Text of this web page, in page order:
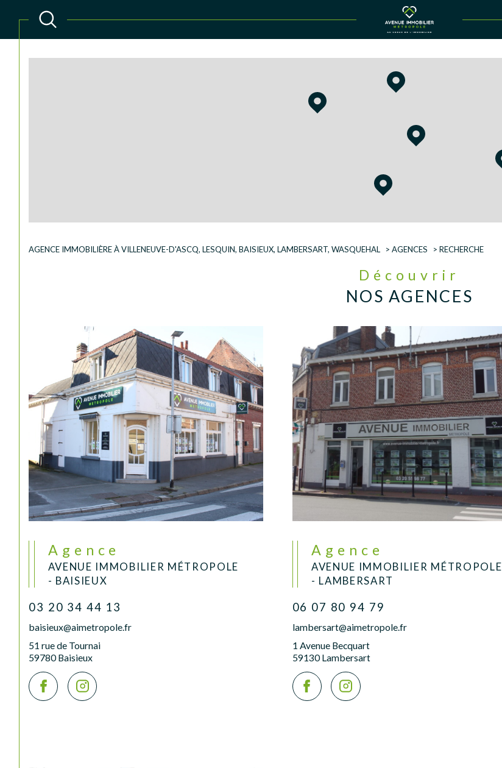
Estimer
Voir les133annonces
AGENCE IMMOBILIÈRE À VILLENEUVE-D'ASCQ, LESQUIN, BAISIEUX, LAMBERSART, WASQUEHAL AGENCES RECHERCHE
Découvrir
NOS AGENCES
Agence
AVENUE IMMOBILIER MÉTROPOLE
- BAISIEUX
03 20 34 44 13
baisieux@aimetropole.fr
51 rue de Tournai
59780 Baisieux
Agence
AVENUE IMMOBILIER MÉTROPOLE
- LAMBERSART
06 07 80 94 79
lambersart@aimetropole.fr
1 Avenue Becquart
59130 Lambersart